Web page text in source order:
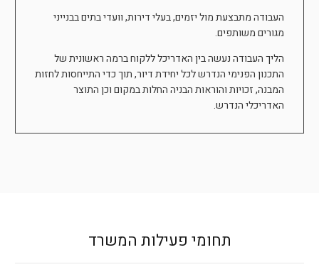
העבודה מתבצעת מול יזמים, בעלי דירות, וועדי בתים בבנייני
מגורים משותפים.
הליך העבודה נעשה בין האדריכל ללקוח ברמה ראשונית של
התכנון הפנימי הנדרש לכל יחידת דיור, תוך כדי התייחסות לחזות
המבנה, זכויות והוראות הבניה החלות במקום וכן התוצר
האדריכלי הנדרש.
תחומי פעילות המשרד